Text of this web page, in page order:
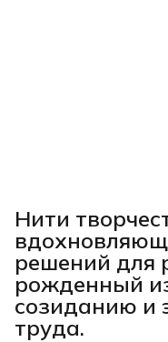
Нити
решений для
рожденный
созиданию и
труда.